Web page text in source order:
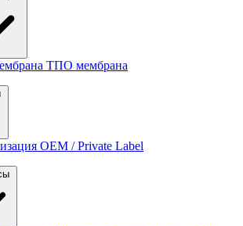
ТПО мембрана
OEM / Private Label